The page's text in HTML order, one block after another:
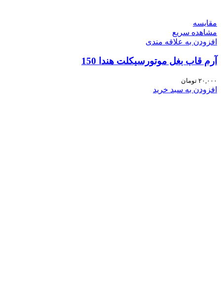
مقایسه
مشاهده سریع
افزودن به علاقه مندی
آرم قاب بغل موتورسیکلت هندا 150
۲۰,۰۰۰ تومان
افزودن به سبد خرید